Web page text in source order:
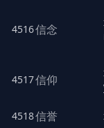
4516信念
4517信仰
4518信誉